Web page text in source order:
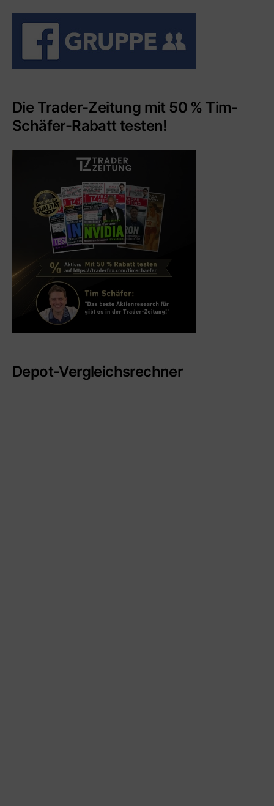
Die Trader-Zeitung mit 50 % Tim-
Schäfer-Rabatt testen!
Depot-Vergleichsrechner